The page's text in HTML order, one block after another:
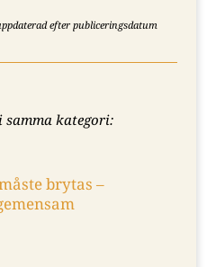
efter publiceringsdatum
kategori:
brytas –